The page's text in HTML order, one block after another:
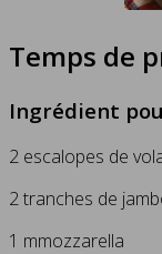
Temps de
Ingrédient
2 escalopes de
2 tranches de
1